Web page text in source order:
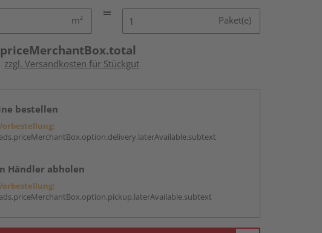
m² Paket(e)
zzgl. Versandkosten für Stückgut
bestellen
Händler abholen